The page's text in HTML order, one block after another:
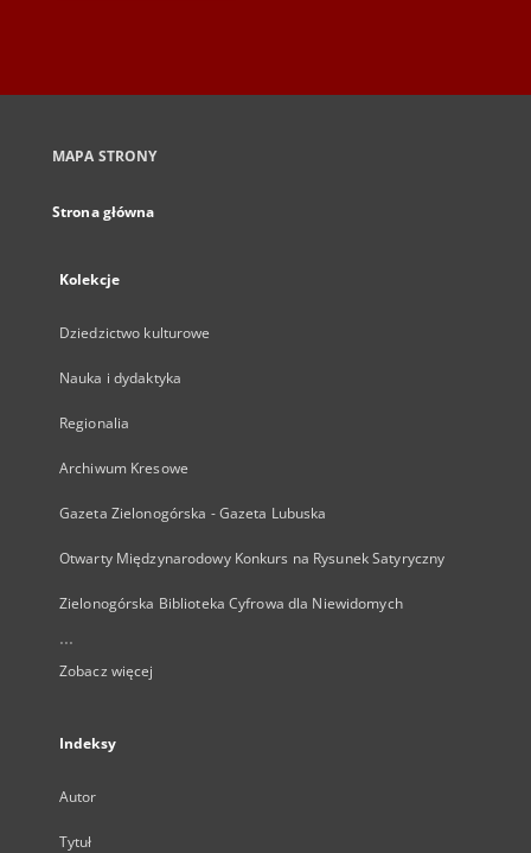
MAPA STRONY
Strona główna
Kolekcje
Dziedzictwo kulturowe
Nauka i dydaktyka
Regionalia
Archiwum Kresowe
Gazeta Zielonogórska - Gazeta Lubuska
Otwarty Międzynarodowy Konkurs na Rysunek Satyryczny
Zielonogórska Biblioteka Cyfrowa dla Niewidomych
...
Zobacz więcej
Indeksy
Autor
Tytuł